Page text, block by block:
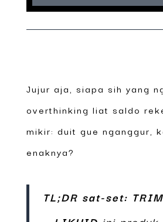
Jujur aja, siapa sih yang
overthinking liat saldo
mikir: duit gue nganggur,
enaknya?
TL;DR sat-set: